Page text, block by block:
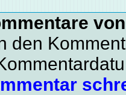
den